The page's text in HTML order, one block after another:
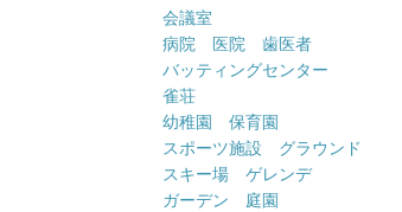
会議室
病院 医院 歯医者
バッティングセンター
雀荘
幼稚園 保育園
スポーツ施設 グラウンド
スキー場 ゲレンデ
ガーデン 庭園